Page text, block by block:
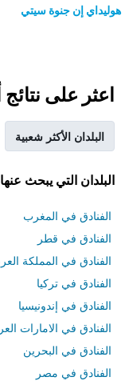
هوليداي إن جنوة سيتي
اعثر على
البلدان الأكثر شعبية
البلدان التي يبحث
الفنادق في المغرب
الفنادق في قطر
الفنادق في المملكة
الفنادق في تركيا
الفنادق في إندونيسيا
الفنادق في الامارات
الفنادق في البحرين
الفنادق في مصر